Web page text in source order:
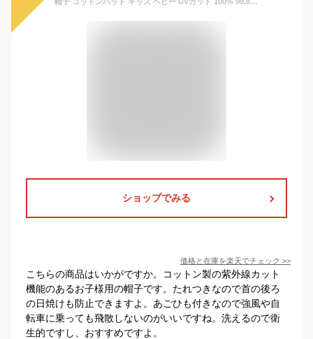
ショップでみる
価格と在庫を楽天でチェック >>
こちらの商品はいかがですか。コットン製の紫外線カット
機能のあるお子様用の帽子です。たれつきなので首の後ろ
の日焼けも防止できますよ。あごひも付きなので強風や自
転車に乗っても飛散しないのがいいですね。洗えるので衛
生的ですし、おすすめですよ。